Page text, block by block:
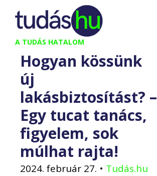
Kilépés
tartalomba
A TUDÁS HATALOM
Hogyan kössünk
új
lakásbiztosítást? –
Egy tucat tanács,
figyelem, sok
múlhat rajta!
2024. február 27. • Tudás.hu